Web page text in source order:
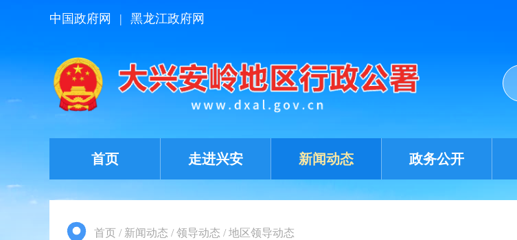
中国政府网 | 黑龙江政府网
首页 走进兴安 新闻动态 政务公开
首页 / 新闻动态 /领导动态 /地区领导动态